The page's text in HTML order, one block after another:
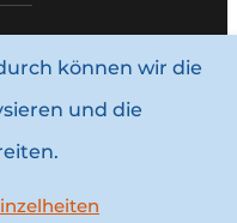
Konditionen
können wir die
und die